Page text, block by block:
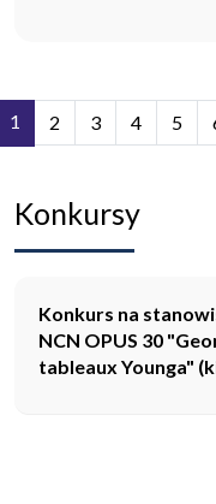
1 2 3 4 5
Konkursy
Konkurs na
NCN OPUS 30
tableaux Younga"